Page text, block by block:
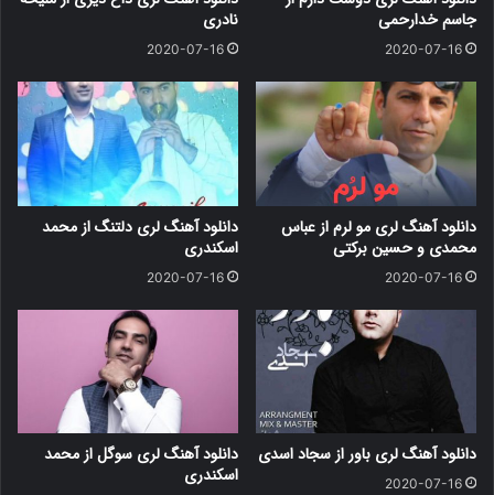
جاسم خدارحمی
2020-07-16
نادری
2020-07-16
دانلود آهنگ لری مو لرم از عباس
محمدی و حسین برکتی
2020-07-16
دانلود آهنگ لری دلتنگ از محمد
اسکندری
2020-07-16
دانلود آهنگ لری باور از سجاد اسدی
2020-07-16
دانلود آهنگ لری سوگل از محمد
اسکندری